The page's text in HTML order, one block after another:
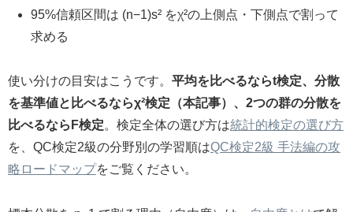
95%信頼区間は (n−1)s² をχ²の上側点・下側点で割って
求める
使い分けの目安はこうです。 平均を比べるならt検定、分散
を基準値と比べるならχ²検定（本記事）、2つの群の分散を
比べるならF検定。検定全体の選び方は統計的検定の選び方
を、QC検定2級の分野別の学習順はQC検定2級 手法編の攻
略ロードマップをご覧ください。